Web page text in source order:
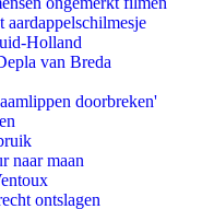
aardappelschilmesje
Holland
van Breda
doorbreken'
naar maan
ontslagen